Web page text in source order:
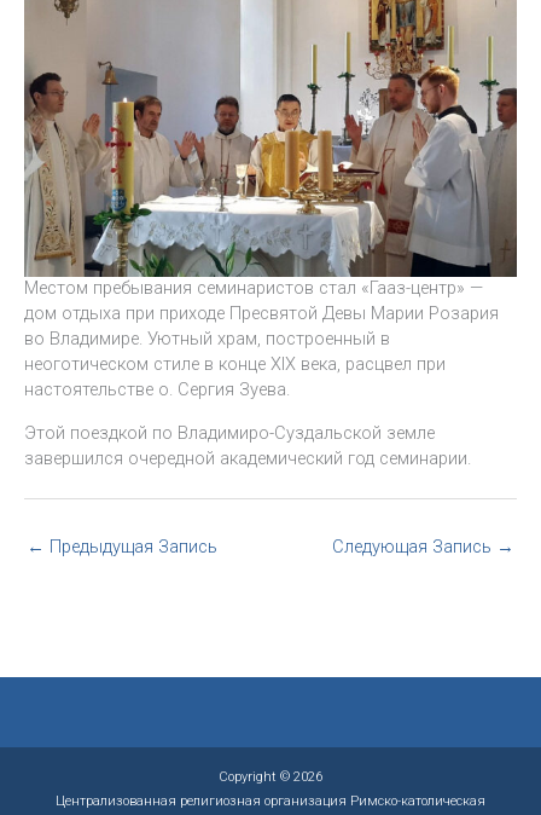
Местом пребывания семинаристов стал «Гааз-центр» —
дом отдыха при приходе Пресвятой Девы Марии Розария
во Владимире. Уютный храм, построенный в
неоготическом стиле в конце XIX века, расцвел при
настоятельстве о. Сергия Зуева.
Этой поездкой по Владимиро-Суздальской земле
завершился очередной академический год семинарии.
← Предыдущая Запись Следующая Запись →
Copyright © 2026
Централизованная религиозная организация Римско-католическая